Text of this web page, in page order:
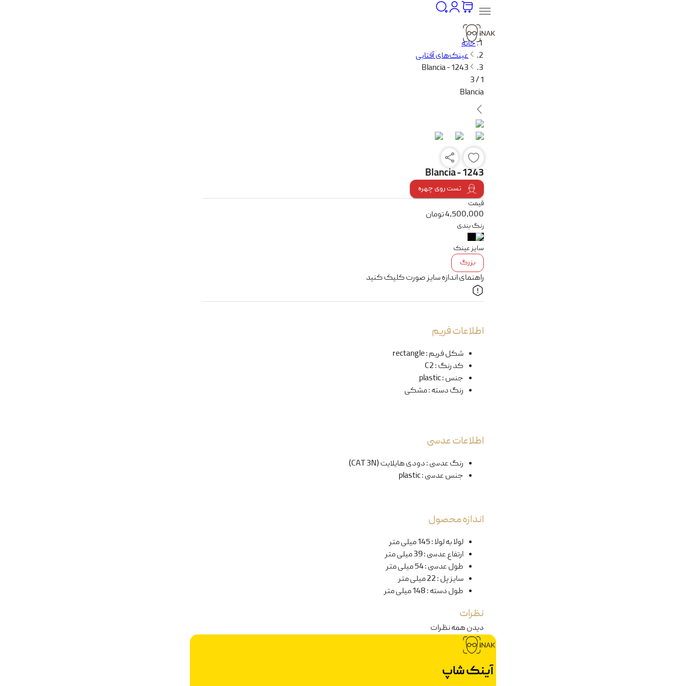
خانه
عینک‌های آفتابی
Blancia - 1243
1 / 3
Blancia
Blancia - 1243
تست روی چهره
قیمت
4,500,000تومان
رنگ بندی
سایز عینک
بزرگ
راهنمای اندازه سایز صورت کلیک کنید
اطلاعات فریم
شکل فریم:
rectangle
کد رنگ:
C2
جنس:
plastic
رنگ دسته:مشکی
اطلاعات عدسی
رنگ عدسی:دودی هایلایت (CAT 3N)
جنس عدسی:
plastic
اندازه محصول
لولا به لولا:145 میلی متر
ارتفاع عدسی:39 میلی متر
طول عدسی:54 میلی متر
سایز پل:22 میلی متر
طول دسته:148 میلی متر
نظرات
دیدن همه نظرات
آینک شاپ